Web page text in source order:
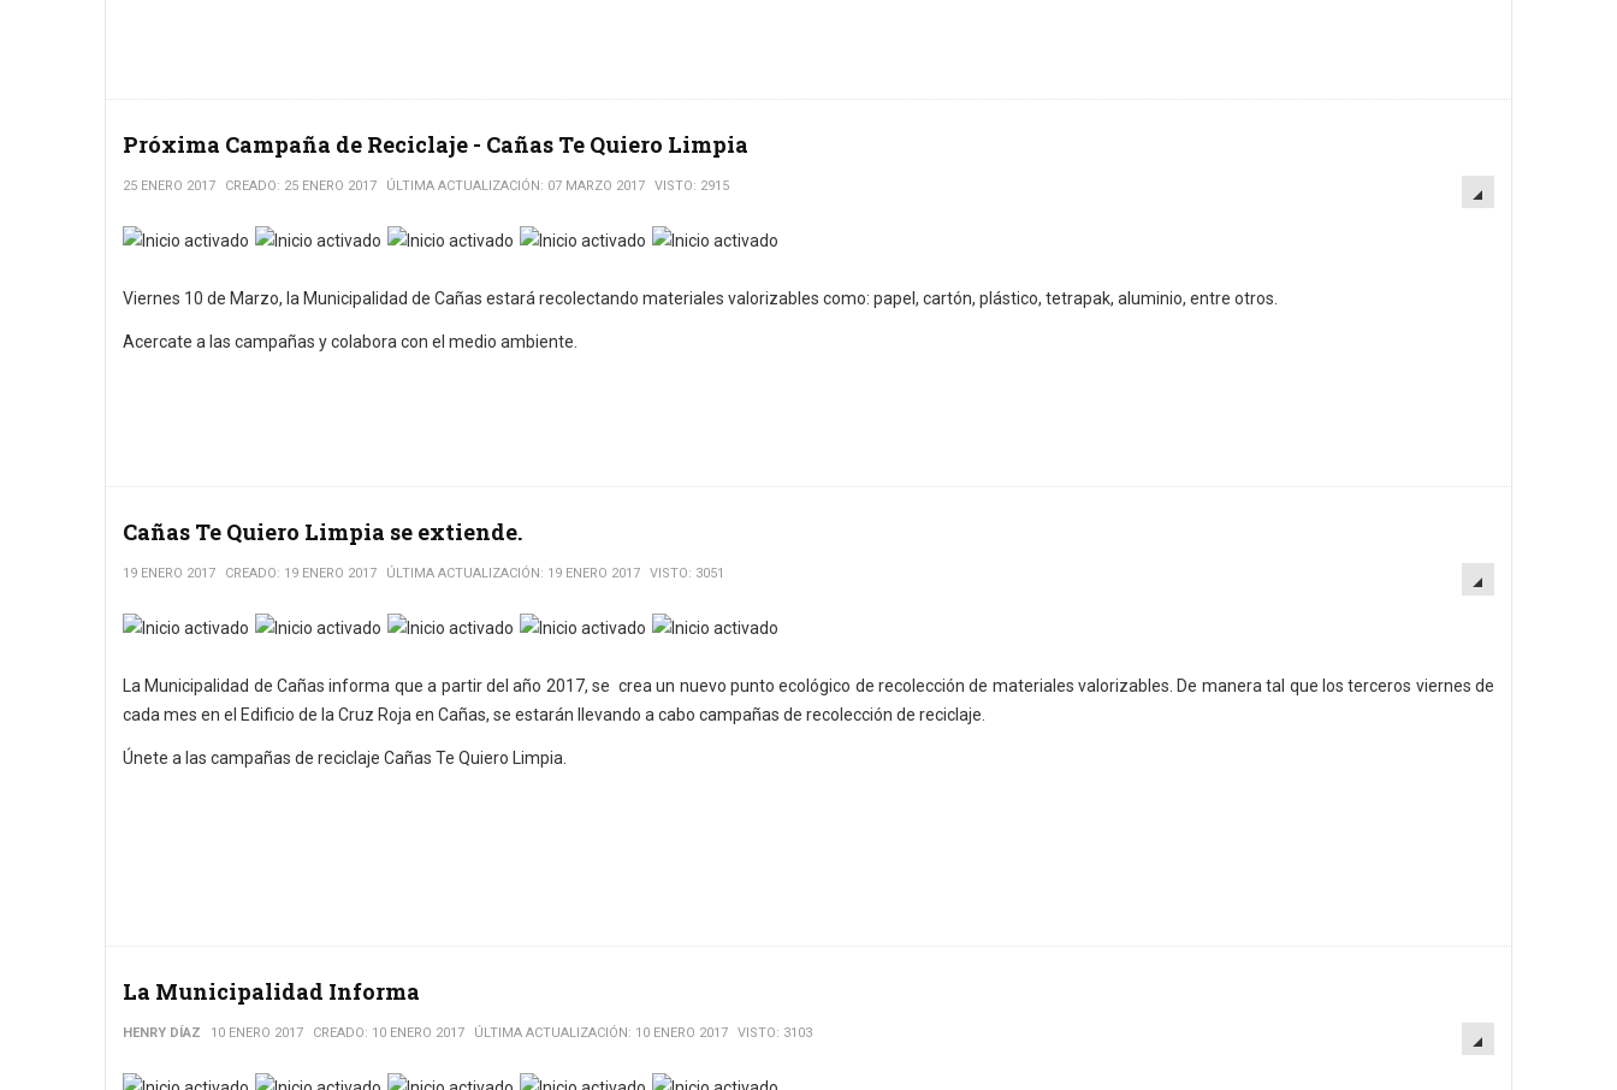
Próxima Campaña de Reciclaje - Cañas Te Quiero Limpia
25 ENERO 2017 CREADO: 25 ENERO 2017 ÚLTIMA ACTUALIZACIÓN: 07 MARZO 2017 VISTO: 2915 EMPTY
Ratio:5 /5
Viernes 10 de Marzo, la Municipalidad de Cañas estará recolectando materiales valorizables como: papel, cartón, plástico, tetrapak, aluminio, entre otros.
Acercate a las campañas y colabora con el medio ambiente.
Cañas Te Quiero Limpia se extiende.
19 ENERO 2017 CREADO: 19 ENERO 2017 ÚLTIMA ACTUALIZACIÓN: 19 ENERO 2017 VISTO: 3051 EMPTY
Ratio:5 /5
La Municipalidad de Cañas informa que a partir del año 2017, se crea un nuevo punto ecológico de recolección de materiales valorizables. De manera tal que los terceros viernes de
cada mes en el Edificio de la Cruz Roja en Cañas, se estarán llevando a cabo campañas de recolección de reciclaje.
Únete a las campañas de reciclaje Cañas Te Quiero Limpia.
La Municipalidad Informa
HENRY DÍAZ 10 ENERO 2017 CREADO: 10 ENERO 2017 ÚLTIMA ACTUALIZACIÓN: 10 ENERO 2017 VISTO: 3103 EMPTY